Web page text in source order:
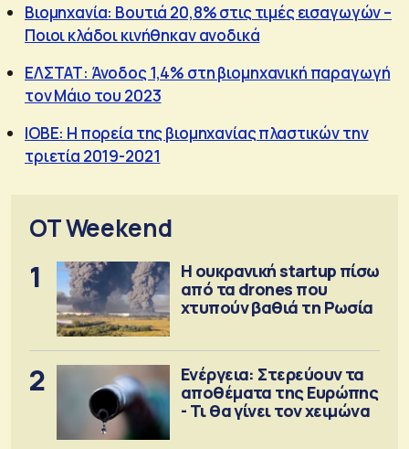
Βιομηχανία: Βουτιά 20,8% στις τιμές εισαγωγών –
Ποιοι κλάδοι κινήθηκαν ανοδικά
ΕΛΣΤΑΤ: Άνοδος 1,4% στη βιομηχανική παραγωγή
τον Μάιο του 2023
ΙΟΒΕ: Η πορεία της βιομηχανίας πλαστικών την
τριετία 2019-2021
OT Weekend
1
Η ουκρανική startup πίσω
από τα drones που
χτυπούν βαθιά τη Ρωσία
2
Ενέργεια: Στερεύουν τα
αποθέματα της Ευρώπης
- Τι θα γίνει τον χειμώνα